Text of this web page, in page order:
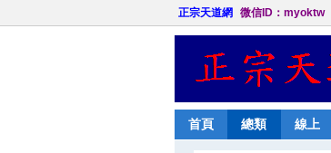
正宗天道網 微信ID：myoktw
首頁 總類 線上